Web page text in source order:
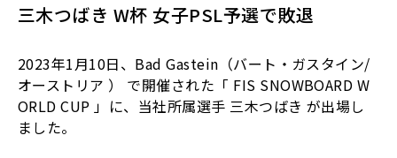
三木つばき W杯 女子PSL予選で敗退
2023年1月10日、 Bad Gastein （バート・ガスタイン/
オーストリア ） で開催された「 FIS SNOWBOARD W
ORLD CUP」に、当社所属選手 三木つばき が出場し
ました。